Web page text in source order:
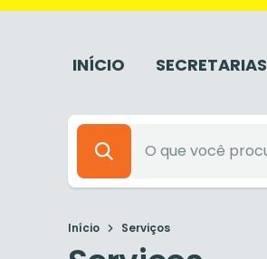
INÍCIO SECRETARIAS
Início Serviços